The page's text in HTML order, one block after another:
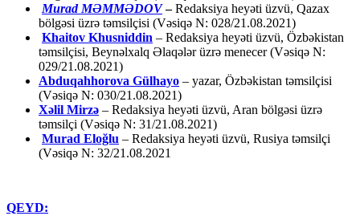
Murad MƏMMƏDOV –Redaksiya heyəti üzvü, Qazax
bölgəsi üzrə təmsilçisi (Vəsiqə N: 028/21.08.2021)
Khaitov Khusniddin – Redaksiya heyəti üzvü, Özbəkistan
təmsilçisi, Beynəlxalq Əlaqələr üzrə menecer (Vəsiqə N:
029/21.08.2021)
Abduqahhorova Gülhayo – yazar, Özbəkistan təmsilçisi
(Vəsiqə N: 030/21.08.2021)
Xəlil Mirzə – Redaksiya heyəti üzvü, Aran bölgəsi üzrə
təmsilçi (Vəsiqə N: 31/21.08.2021)
Murad Eloğlu – Redaksiya heyəti üzvü, Rusiya təmsilçi
(Vəsiqə N: 32/21.08.2021
QEYD: